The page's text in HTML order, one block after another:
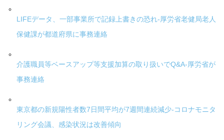
LIFEデータ、一部事業所で記録上書きの恐れ-厚労省老健局老人
保健課が都道府県に事務連絡
介護職員等ベースアップ等支援加算の取り扱いでQ&A-厚労省が
事務連絡
東京都の新規陽性者数7日間平均が7週間連続減少-コロナモニタ
リング会議、感染状況は改善傾向